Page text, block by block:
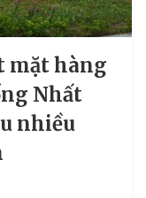
mặt hàng
Nhất
nhiều